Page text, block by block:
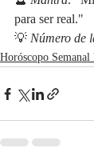
para ser real."
💡 Número de
Horóscopo